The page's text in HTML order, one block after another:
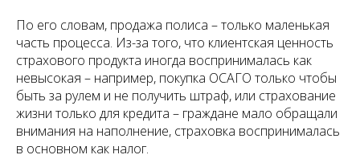
По его словам, продажа полиса – только маленькая
часть процесса. Из-за того, что клиентская ценность
страхового продукта иногда воспринималась как
невысокая – например, покупка ОСАГО только чтобы
быть за рулем и не получить штраф, или страхование
жизни только для кредита – граждане мало обращали
внимания на наполнение, страховка воспринималась
в основном как налог.